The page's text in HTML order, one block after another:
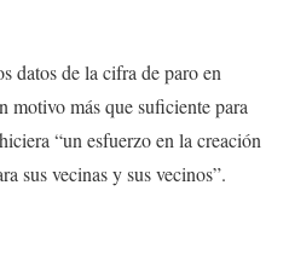
datos de la cifra de paro en
motivo más que suficiente para
“un esfuerzo en la creación
sus vecinas y sus vecinos”.